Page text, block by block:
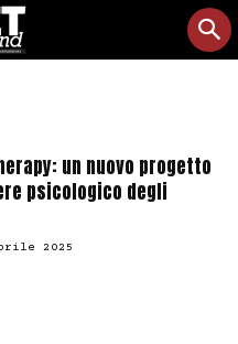
un nuovo progetto
psicologico degli
2025